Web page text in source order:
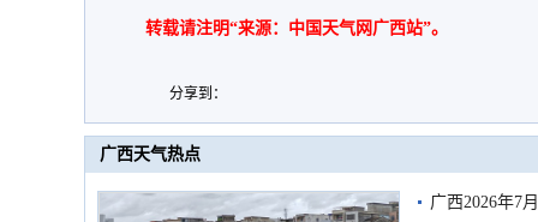
转载请注明“来源：中国天气网广西站”。
分享到：
广西天气热点
广西2026年7